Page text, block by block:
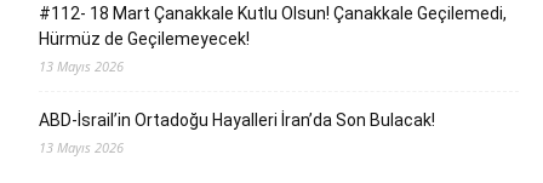
#112- 18 Mart Çanakkale Kutlu Olsun! Çanakkale Geçilemedi,
Hürmüz de Geçilemeyecek!
13 Mayıs 2026
ABD-İsrail’in Ortadoğu Hayalleri İran’da Son Bulacak!
13 Mayıs 2026